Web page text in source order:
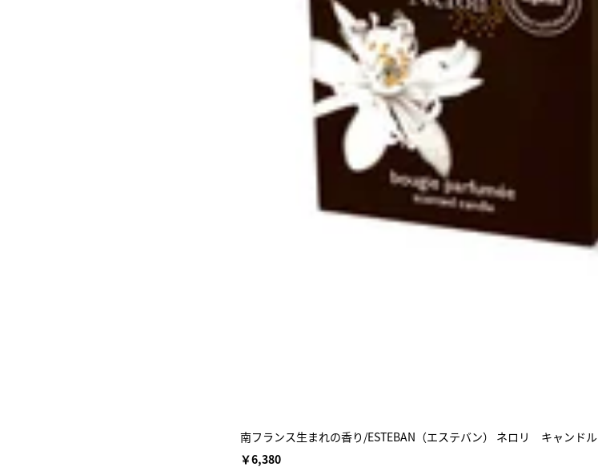
南フランス生まれの香り/ESTEBAN（エステバン） ネロリ キャンドル
￥6,380